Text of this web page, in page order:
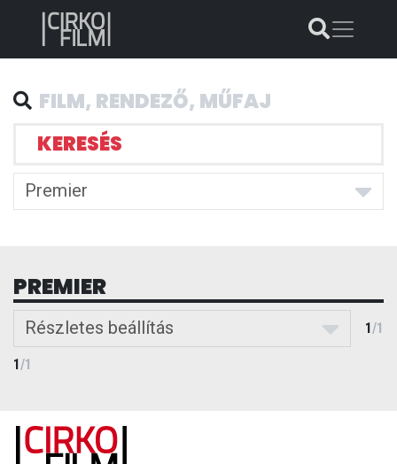
KERESÉS
Premier
PREMIER
Részletes beállítás 1/1
1/1